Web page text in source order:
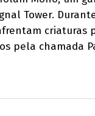
Tower.
criaturas
pela chamada